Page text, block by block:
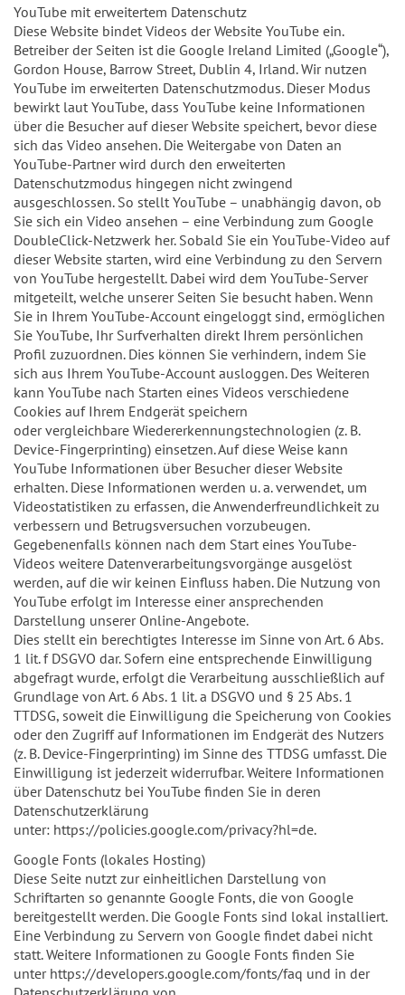
YouTube mit erweitertem Datenschutz
Diese Website bindet Videos der Website YouTube ein.
Betreiber der Seiten ist die Google Ireland Limited („Google“),
Gordon House, Barrow Street, Dublin 4, Irland. Wir nutzen
YouTube im erweiterten Datenschutzmodus. Dieser Modus
bewirkt laut YouTube, dass YouTube keine Informationen
über die Besucher auf dieser Website speichert, bevor diese
sich das Video ansehen. Die Weitergabe von Daten an
YouTube-Partner wird durch den erweiterten
Datenschutzmodus hingegen nicht zwingend
ausgeschlossen. So stellt YouTube – unabhängig davon, ob
Sie sich ein Video ansehen – eine Verbindung zum Google
DoubleClick-Netzwerk her. Sobald Sie ein YouTube-Video auf
dieser Website starten, wird eine Verbindung zu den Servern
von YouTube hergestellt. Dabei wird dem YouTube-Server
mitgeteilt, welche unserer Seiten Sie besucht haben. Wenn
Sie in Ihrem YouTube-Account eingeloggt sind, ermöglichen
Sie YouTube, Ihr Surfverhalten direkt Ihrem persönlichen
Profil zuzuordnen. Dies können Sie verhindern, indem Sie
sich aus Ihrem YouTube-Account ausloggen. Des Weiteren
kann YouTube nach Starten eines Videos verschiedene
Cookies auf Ihrem Endgerät speichern
oder vergleichbare Wiedererkennungstechnologien (z. B.
Device-Fingerprinting) einsetzen. Auf diese Weise kann
YouTube Informationen über Besucher dieser Website
erhalten. Diese Informationen werden u. a. verwendet, um
Videostatistiken zu erfassen, die Anwenderfreundlichkeit zu
verbessern und Betrugsversuchen vorzubeugen.
Gegebenenfalls können nach dem Start eines YouTube-
Videos weitere Datenverarbeitungsvorgänge ausgelöst
werden, auf die wir keinen Einfluss haben. Die Nutzung von
YouTube erfolgt im Interesse einer ansprechenden
Darstellung unserer Online-Angebote.
Dies stellt ein berechtigtes Interesse im Sinne von Art. 6 Abs.
1 lit. f DSGVO dar. Sofern eine entsprechende Einwilligung
abgefragt wurde, erfolgt die Verarbeitung ausschließlich auf
Grundlage von Art. 6 Abs. 1 lit. a DSGVO und § 25 Abs. 1
TTDSG, soweit die Einwilligung die Speicherung von Cookies
oder den Zugriff auf Informationen im Endgerät des Nutzers
(z. B. Device-Fingerprinting) im Sinne des TTDSG umfasst. Die
Einwilligung ist jederzeit widerrufbar. Weitere Informationen
über Datenschutz bei YouTube finden Sie in deren
Datenschutzerklärung
unter: https://policies.google.com/privacy?hl=de.
Google Fonts (lokales Hosting)
Diese Seite nutzt zur einheitlichen Darstellung von
Schriftarten so genannte Google Fonts, die von Google
bereitgestellt werden. Die Google Fonts sind lokal installiert.
Eine Verbindung zu Servern von Google findet dabei nicht
statt. Weitere Informationen zu Google Fonts finden Sie
unter https://developers.google.com/fonts/faq und in der